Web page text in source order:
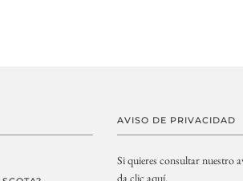
AVISO DE PRIVACIDAD
Si quieres consultar nuestro
da clic aquí.